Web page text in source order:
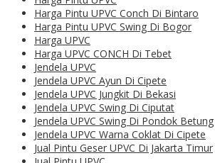
Harga Pintu UPVC Conch Di Bintaro
Harga Pintu UPVC Swing Di Bogor
Harga UPVC
Harga UPVC CONCH Di Tebet
Jendela UPVC
Jendela UPVC Ayun Di Cipete
Jendela UPVC Jungkit Di Bekasi
Jendela UPVC Swing Di Ciputat
Jendela UPVC Swing Di Pondok Betung
Jendela UPVC Warna Coklat Di Cipete
Jual Pintu Geser UPVC Di Jakarta Timur